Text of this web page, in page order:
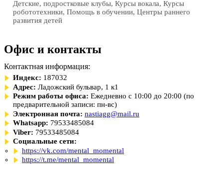
Детские, подростковые клубы, Курсы вокала, Курсы
робототехники, Помощь в обучении, Центры раннего
развития детей
Офис и контакты
Контактная информация:
Индекс: 187032
Адрес: Ладожский бульвар, 1 к1
Режим работы офиса: Ежедневно с 10:00 до 20:00 (по
предварительной записи: пн-вс)
Электронная почта: nastiagg@mail.ru
Whatsapp: 79533485084
Viber: 79533485084
Социальные сети:
https://vk.com/mental_momental
https://t.me/mental_momental